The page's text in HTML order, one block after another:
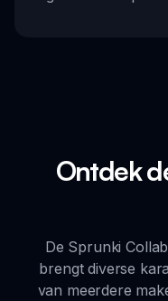
Ontdek
De Sprunki
brengt diverse
van meerdere